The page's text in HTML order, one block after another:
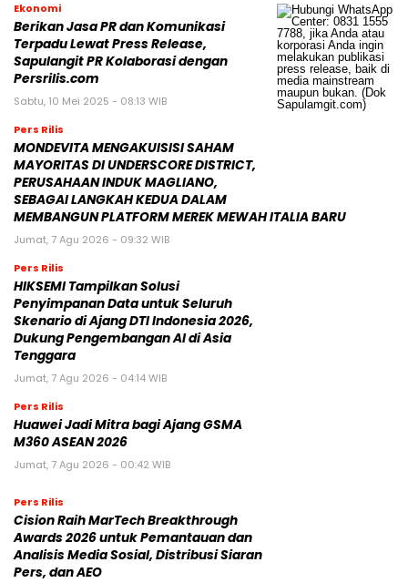
Ekonomi
Berikan Jasa PR dan Komunikasi
Terpadu Lewat Press Release,
Sapulangit PR Kolaborasi dengan
Persrilis.com
Sabtu, 10 Mei 2025 - 08:13 WIB
Pers Rilis
MONDEVITA MENGAKUISISI SAHAM
MAYORITAS DI UNDERSCORE DISTRICT,
PERUSAHAAN INDUK MAGLIANO,
SEBAGAI LANGKAH KEDUA DALAM
MEMBANGUN PLATFORM MEREK MEWAH ITALIA BARU
Jumat, 7 Agu 2026 - 09:32 WIB
Pers Rilis
HIKSEMI Tampilkan Solusi
Penyimpanan Data untuk Seluruh
Skenario di Ajang DTI Indonesia 2026,
Dukung Pengembangan AI di Asia
Tenggara
Jumat, 7 Agu 2026 - 04:14 WIB
Pers Rilis
Huawei Jadi Mitra bagi Ajang GSMA
M360 ASEAN 2026
Jumat, 7 Agu 2026 - 00:42 WIB
Pers Rilis
Cision Raih MarTech Breakthrough
Awards 2026 untuk Pemantauan dan
Analisis Media Sosial, Distribusi Siaran
Pers, dan AEO